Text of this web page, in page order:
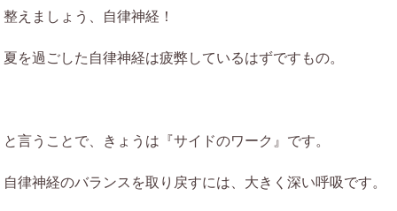
整えましょう、自律神経！
夏を過ごした自律神経は疲弊しているはずですもの。
と言うことで、きょうは『サイドのワーク』です。
自律神経のバランスを取り戻すには、大きく深い呼吸です。